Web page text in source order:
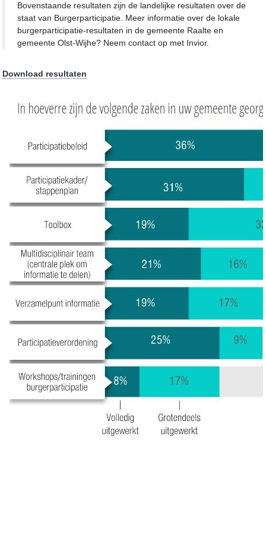
Bovenstaande resultaten zijn de landelijke resultaten over de
staat van Burgerparticipatie. Meer informatie over de lokale
burgerparticipatie-resultaten in de gemeente Raalte en
gemeente Olst-Wijhe? Neem contact op met Invior.
Download resultaten